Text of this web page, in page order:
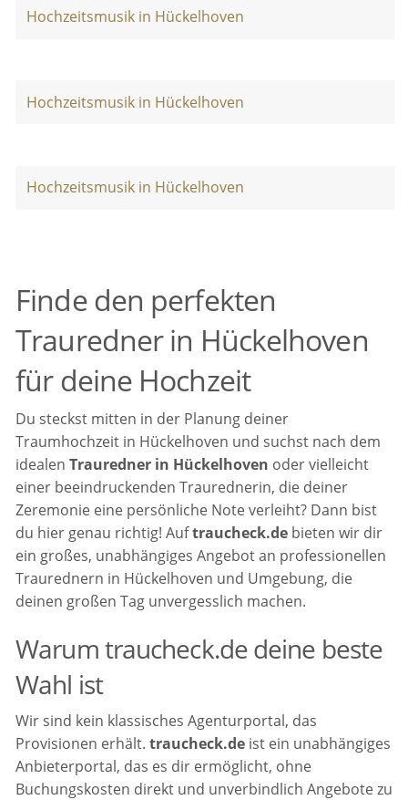
Hochzeitsmusik in Hückelhoven
Hochzeitsmusik in Hückelhoven
Hochzeitsmusik in Hückelhoven
Finde den perfekten
Trauredner in Hückelhoven
für deine Hochzeit
Du steckst mitten in der Planung deiner
Traumhochzeit in Hückelhoven und suchst nach dem
idealenTrauredner in Hückelhoven oder vielleicht
einer beeindruckenden Traurednerin, die deiner
Zeremonie eine persönliche Note verleiht? Dann bist
du hier genau richtig! Auftraucheck.de bieten wir dir
ein großes, unabhängiges Angebot an professionellen
Traurednern in Hückelhoven und Umgebung, die
deinen großen Tag unvergesslich machen.
Warum traucheck.de deine beste
Wahl ist
Wir sind kein klassisches Agenturportal, das
Provisionen erhält.traucheck.de ist ein unabhängiges
Anbieterportal, das es dir ermöglicht, ohne
Buchungskosten direkt und unverbindlich Angebote zu